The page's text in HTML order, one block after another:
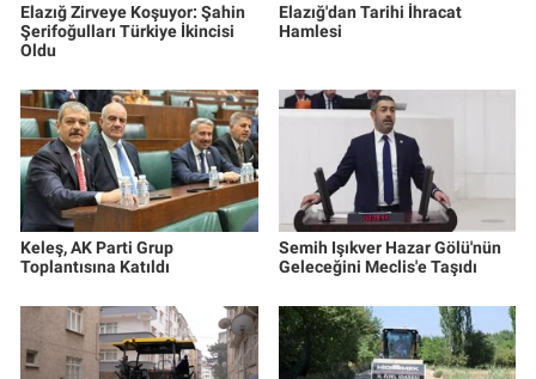
Elazığ Zirveye Koşuyor: Şahin
Şerifoğulları Türkiye İkincisi
Oldu
Elazığ'dan Tarihi İhracat
Hamlesi
Keleş, AK Parti Grup
Toplantısına Katıldı
Semih Işıkver Hazar Gölü'nün
Geleceğini Meclis'e Taşıdı